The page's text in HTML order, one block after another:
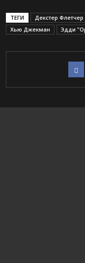
ТЕГИ Декстер Флетчер
Хью Джекман
Эдди